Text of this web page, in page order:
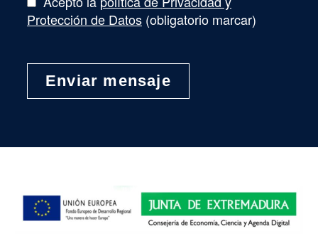
Protección de Datos (obligatorio marcar)